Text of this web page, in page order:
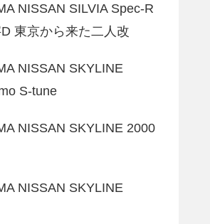
NISSAN SILVIA Spec-R
東京から来た二人改
NISSAN SKYLINE
S-tune
NISSAN SKYLINE 2000
NISSAN SKYLINE